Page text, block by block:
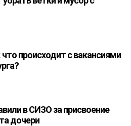
происходит с вакансиями
в СИЗО за присвоение
дочери